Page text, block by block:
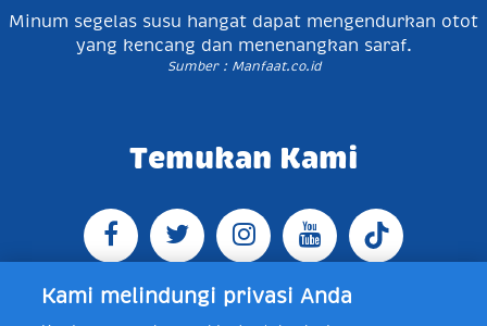
Minum segelas susu hangat dapat mengendurkan otot
yang kencang dan menenangkan saraf.
Sumber : Manfaat.co.id
Temukan Kami
Kami melindungi privasi Anda